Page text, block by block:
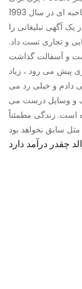
یافتن کار مداوم به عنوان بازیگر تلاش کرد. در مصاحبه ای در سال 1993
یک آگهی تبلیغاتی را
و تجاری تست داد.
پیش می رود ، زیاد
دادم و خیلی رد می
و وسایل درست می
است. زندگی مطمئناً
چقدر درآمد دارد